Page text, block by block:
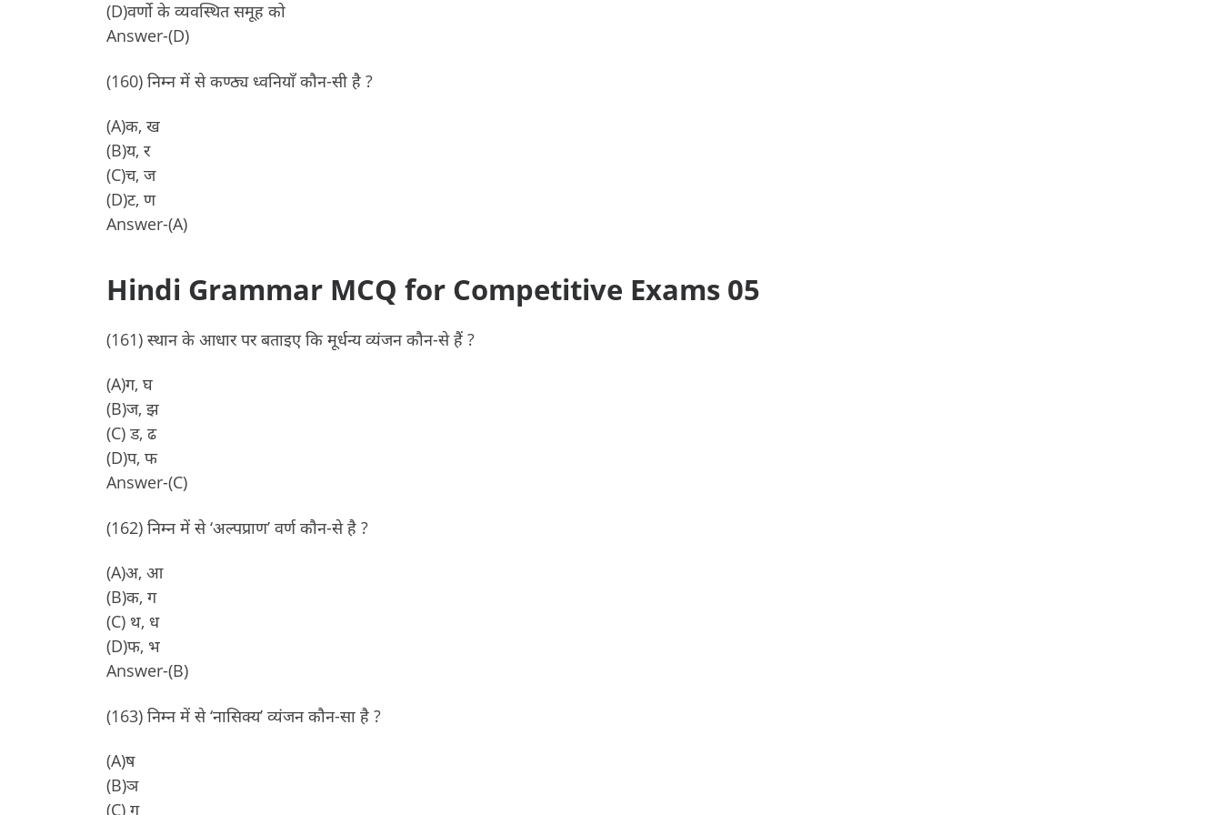
(D)वर्णो के व्यवस्थित समूह को
Answer-(D)
(160) निम्न में से कण्ठ्य ध्वनियाँ कौन-सी है ?
(A)क, ख
(B)य, र
(C)च, ज
(D)ट, ण
Answer-(A)
Hindi Grammar MCQ for Competitive Exams 05
(161) स्थान के आधार पर बताइए कि मूर्धन्य व्यंजन कौन-से हैं ?
(A)ग, घ
(B)ज, झ
(C) ड, ढ
(D)प, फ
Answer-(C)
(162) निम्न में से ‘अल्पप्राण’ वर्ण कौन-से है ?
(A)अ, आ
(B)क, ग
(C) थ, ध
(D)फ, भ
Answer-(B)
(163) निम्न में से ‘नासिक्य’ व्यंजन कौन-सा है ?
(A)ष
(B)ञ
(C) ग